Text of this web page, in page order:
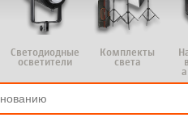
Светодиодные
осветители
Комплекты
света